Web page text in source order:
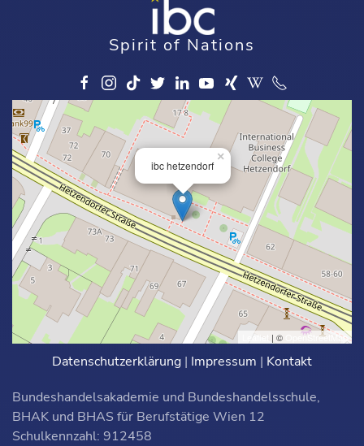
Spirit of Nations
ibc hetzendorf
×
Leaflet | © OpenStreetMap
Datenschutzerklärung | Impressum | Kontakt
Bundeshandelsakademie und Bundeshandelsschule,
BHAK und BHAS für Berufstätige Wien 12
Schulkennzahl: 912458